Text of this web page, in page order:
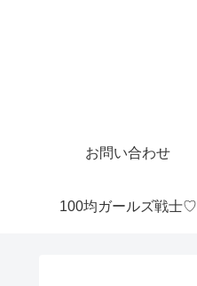
お問い合わせ
100均ガールズ戦士♡